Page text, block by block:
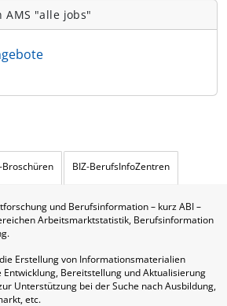
AMS "alle jobs"
BIZ-BerufsInfoZentren
und Berufsinformation – kurz ABI –
Arbeitsmarktstatistik, Berufsinformation
Erstellung von Informationsmaterialien
Bereitstellung und Aktualisierung
Unterstützung bei der Suche nach Ausbildung,
etc.